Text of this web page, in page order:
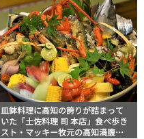
皿鉢料理に高知の誇りが詰まって
いた「土佐料理 司 本店」食べ歩き
スト・マッキー牧元の高知満腹日